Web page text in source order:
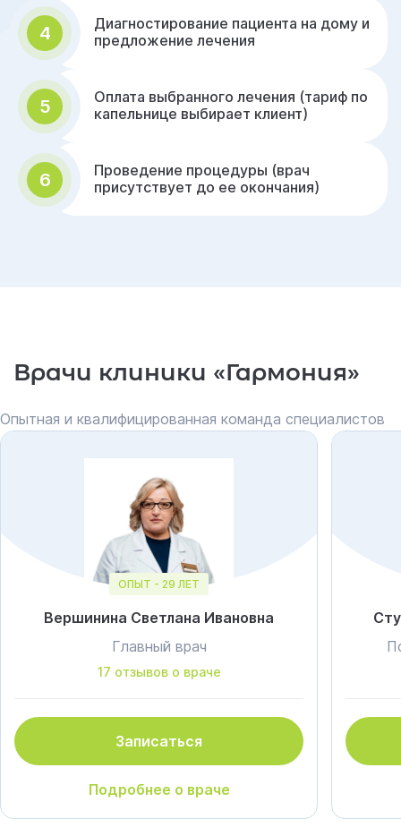
4
Диагностирование пациента на дому и
предложение лечения
5
Оплата выбранного лечения (тариф по
капельнице выбирает клиент)
6
Проведение процедуры (врач
присутствует до ее окончания)
Врачи клиники «Гармония»
Опытная и квалифицированная команда специалистов
ОПЫТ - 29 ЛЕТ
Вершинина Светлана Ивановна
Главный врач
17 отзывов о враче
Записаться
Подробнее о враче